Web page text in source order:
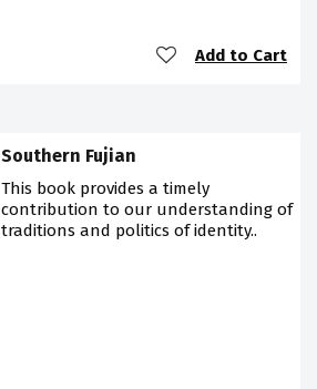
Add to Cart
Southern Fujian
This book provides a timely
contribution to our understanding of
traditions and politics of identity..